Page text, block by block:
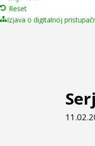
Reset
Izjava o digitalnoj